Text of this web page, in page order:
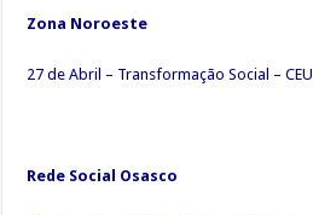
Zona Noroeste
27 de Abril – Transformação Social –
Rede Social Osasco